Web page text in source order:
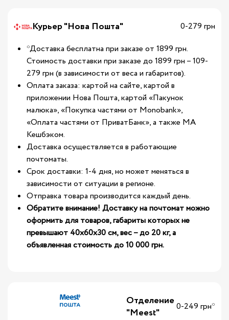
Курьер "Нова Пошта"
0-279 грн
*Доставка бесплатна при заказе от 1899 грн.
Стоимость доставки при заказе до 1899 грн – 109-
279 грн (в зависимости от веса и габаритов).
Оплата заказа: картой на сайте, картой в
приложении Нова Пошта, картой «Пакунок
малюка», «Покупка частями от Monobank»,
«Оплата частями от ПриватБанк», а также МА
Кешбэком.
Доставка осуществляется в работающие
почтоматы.
Срок доставки: 1-4 дня, но может меняться в
зависимости от ситуации в регионе.
Отправка товара производится каждый день.
Обратите внимание! Доставку на почтомат можно
оформить для товаров, габариты которых не
превышают 40х60х30 см, вес – до 20 кг, а
объявленная стоимость до 10 000 грн.
Отделение
"Meest"
0-249 грн*